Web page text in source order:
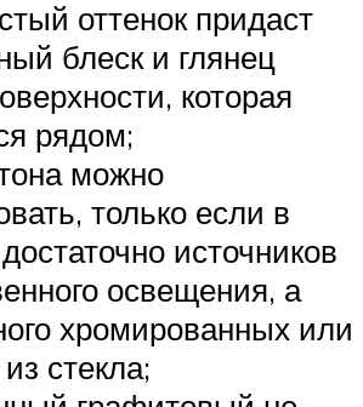
оттенок придаст
блеск и глянец
которая
рядом;
можно
только если в
источников
освещения, а
хромированных или
стекла;